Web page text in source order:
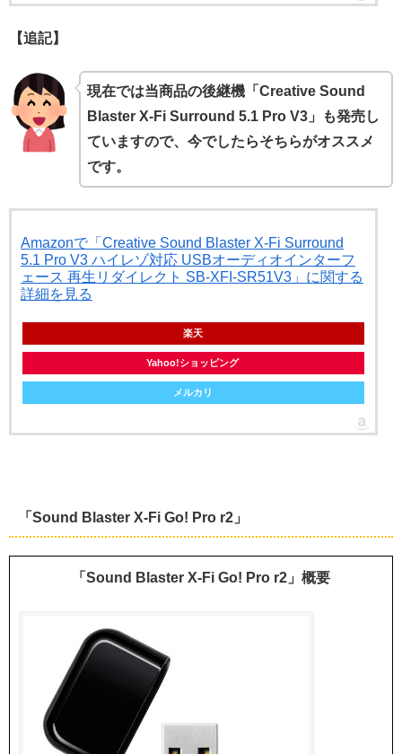
【追記】
現在では当商品の後継機「Creative Sound
Blaster X-Fi Surround 5.1 Pro V3」も発売し
ていますので、今でしたらそちらがオススメ
です。
Amazonで「Creative Sound Blaster X-Fi Surround
5.1 Pro V3 ハイレゾ対応 USBオーディオインターフ
ェース 再生リダイレクト SB-XFI-SR51V3」に関する
詳細を見る
楽天
Yahoo!ショッピング
メルカリ
「Sound Blaster X-Fi Go! Pro r2」
「Sound Blaster X-Fi Go! Pro r2」概要